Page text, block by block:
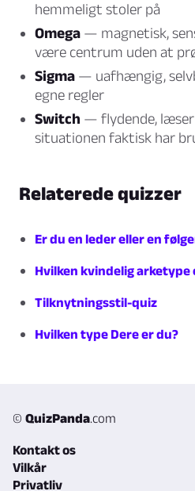
hemmeligt stoler på
Omega — magnetisk,
være centrum uden at
Sigma — uafhængig,
egne regler
Switch — flydende,
situationen faktisk har
Relaterede quizzer
Er du en leder eller en
Hvilken kvindelig arketype
Tilknytningsstil-quiz
Hvilken type Dere er du?
© QuizPanda.com
Kontakt os
Vilkår
Privatliv